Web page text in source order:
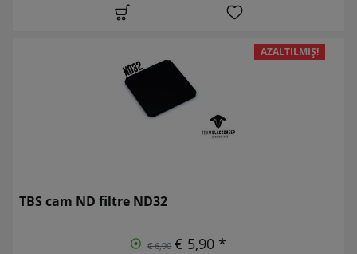
AZALTILMIŞ!
TBS cam ND filtre ND32
€ 6,90 € 5,90 *